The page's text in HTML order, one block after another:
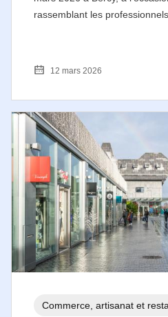
rassemblant les
12 mars 2026
Commerce, artisanat et